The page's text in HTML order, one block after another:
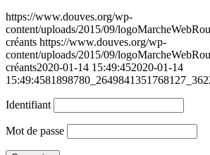
https://www.douves.org/wp-
content/uploads/2015/09/
créants https://www.douves.org/wp-
content/uploads/2015/09/
créants2020-01-14 15:49:452020-01-14
15:49:45
Identifiant
Mot de passe